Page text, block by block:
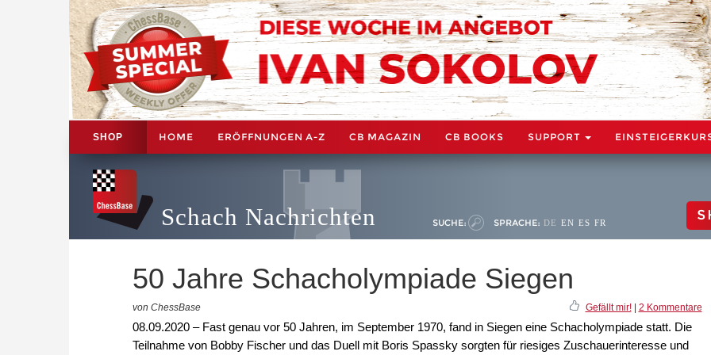
SHOP HOME ERÖFFNUNGEN A-Z CB MAGAZIN CB BOOKS SUPPORT
Schach Nachrichten SUCHE: SPRACHE: DE EN ES FR
50 Jahre Schacholympiade Siegen
von ChessBase Gefällt mir!| 2 Kommentare
08.09.2020 – Fast genau vor 50 Jahren, im September 1970, fand in Siegen eine Schacholympiade statt. Die
Teilnahme von Bobby Fischer und das Duell mit Boris Spassky sorgten für riesiges Zuschauerinteresse und